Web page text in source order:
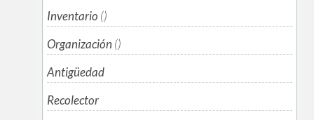
Inventario ()
Organización ()
Antigüedad
Recolector